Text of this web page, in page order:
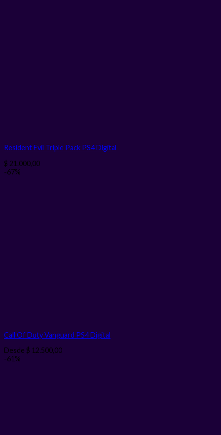
Resident Evil Triple Pack PS4Digital
$ 21.000,00
-67%
Call Of Duty Vanguard PS4Digital
Desde $ 12.500,00
-61%